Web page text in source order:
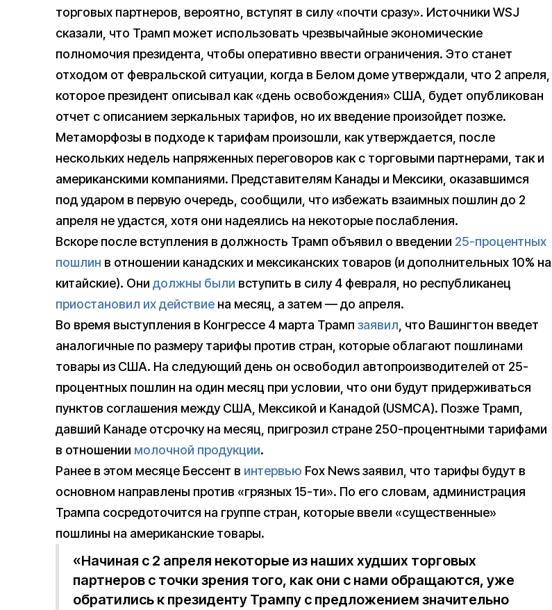
торговых партнеров, вероятно, вступят в силу «почти сразу». Источники WSJ
сказали, что Трамп может использовать чрезвычайные экономические
полномочия президента, чтобы оперативно ввести ограничения. Это станет
отходом от февральской ситуации, когда в Белом доме утверждали, что 2 апреля,
которое президент описывал как «день освобождения» США, будет опубликован
отчет с описанием зеркальных тарифов, но их введение произойдет позже.
Метаморфозы в подходе к тарифам произошли, как утверждается, после
нескольких недель напряженных переговоров как с торговыми партнерами, так и
американскими компаниями. Представителям Канады и Мексики, оказавшимся
под ударом в первую очередь, сообщили, что избежать взаимных пошлин до 2
апреля не удастся, хотя они надеялись на некоторые послабления.
Вскоре после вступления в должность Трамп объявил о введении 25-процентных
пошлин в отношении канадских и мексиканских товаров (и дополнительных 10% на
китайские). Они должны были вступить в силу 4 февраля, но республиканец
приостановил их действие на месяц, а затем — до апреля.
Во время выступления в Конгрессе 4 марта Трамп заявил, что Вашингтон введет
аналогичные по размеру тарифы против стран, которые облагают пошлинами
товары из США. На следующий день он освободил автопроизводителей от 25-
процентных пошлин на один месяц при условии, что они будут придерживаться
пунктов соглашения между США, Мексикой и Канадой (USMCA). Позже Трамп,
давший Канаде отсрочку на месяц, пригрозил стране 250-процентными тарифами
в отношении молочной продукции.
Ранее в этом месяце Бессент в интервью Fox News заявил, что тарифы будут в
основном направлены против «грязных 15-ти». По его словам, администрация
Трампа сосредоточится на группе стран, которые ввели «существенные»
пошлины на американские товары.
«Начиная с 2 апреля некоторые из наших худших торговых
партнеров с точки зрения того, как они с нами обращаются, уже
обратились к президенту Трампу с предложением значительно